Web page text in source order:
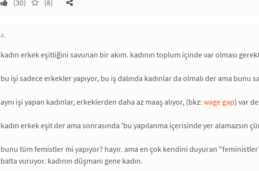
(30)
(8)
4.
kadın erkek eşitliğini savunan bir akım. kadının toplum içinde var olması
bu işi sadece erkekler yapıyor, bu iş dalında kadınlar da olmalı der ama bunu
aynı işi yapan kadınlar, erkeklerden daha az maaş alıyor, (bkz: wage gap) var
kadın erkek eşit der ama sonrasında 'bu yapılanma içerisinde yer alamazsın
bunu tüm femistler mi yapıyor? hayır. ama en çok kendini duyuran
balta vuruyor. kadının düşmanı gene kadın.